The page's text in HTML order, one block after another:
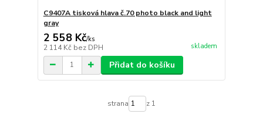
C9407A tisková hlava č.70 photo black and light
gray
2 558 Kč/ks
2 114 Kč bez DPH skladem
Přidat do košíku
strana z 1